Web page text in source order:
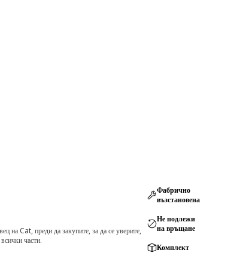
на Cat, преди да закупите, за да се уверите,
части.
Фабрично
възстановена
Не подлежи
на връщане
Комплект